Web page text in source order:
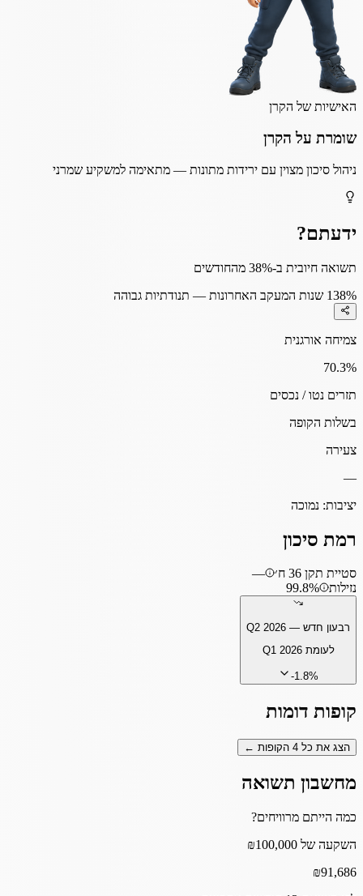
האישיות של הקרן
שומרת על הקרן
ניהול סיכון מצוין עם ירידות מתונות — מתאימה למשקיע שמרני
ידעתם?
תשואה חיובית ב-38% מהחודשים
38%1 שנות המעקב האחרונות — תנודתיות גבוהה
צמיחה אורגנית
70.3%
תזרים נטו / נכסים
בשלות הקופה
צעירה
—
יציבות: נמוכה
רמת סיכון
סטיית תקן 36 ח׳
—
נזילות
99.8%
רבעון חדש — Q2 2026
לעומתQ1 2026
-1.8%
קופות דומות
הצג את כל 4 הקופות ←
מחשבון תשואה
כמה הייתם מרוויחים?
השקעה של ₪100,000
₪91,686